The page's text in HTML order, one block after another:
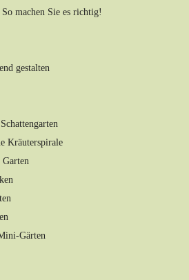
machen Sie es richtig!
gestalten
Kräuterspirale
Garten
Gärten